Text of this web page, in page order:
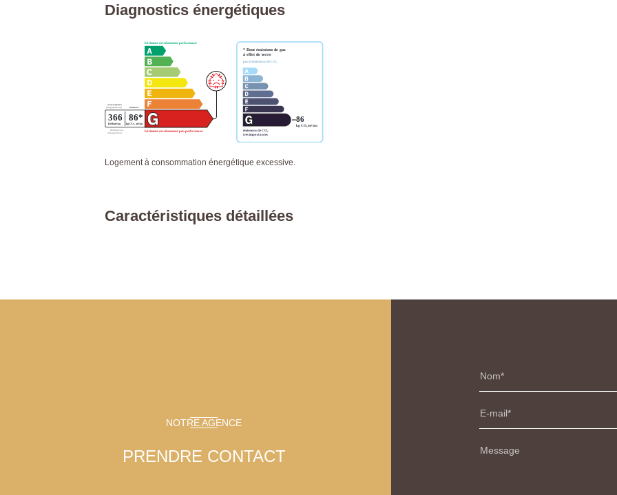
Diagnostics énergétiques
Logement à consommation énergétique excessive.
Caractéristiques détaillées
NOTRE AGENCE
PRENDRE CONTACT
Nom
E-mail
Message